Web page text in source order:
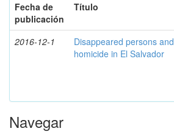
Fecha de
publicación
Título
2016-12-1
Disappeared persons and
homicide in El Salvador
Navegar